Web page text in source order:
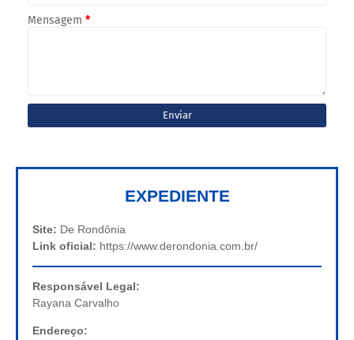
Mensagem *
EXPEDIENTE
Site: De Rondônia
Link oficial: https://www.derondonia.com.br/
Responsável Legal:
Rayana Carvalho
Endereço: